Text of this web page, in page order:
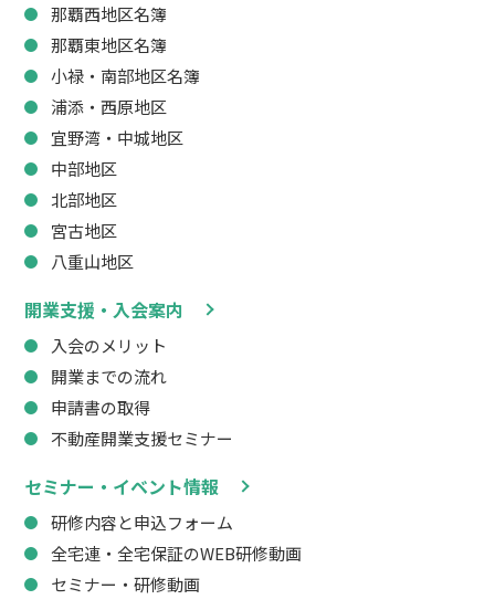
那覇西地区名簿
那覇東地区名簿
小禄・南部地区名簿
浦添・西原地区
宜野湾・中城地区
中部地区
北部地区
宮古地区
八重山地区
開業支援・入会案内
入会のメリット
開業までの流れ
申請書の取得
不動産開業支援セミナー
セミナー・イベント情報
研修内容と申込フォーム
全宅連・全宅保証のWEB研修動画
セミナー・研修動画